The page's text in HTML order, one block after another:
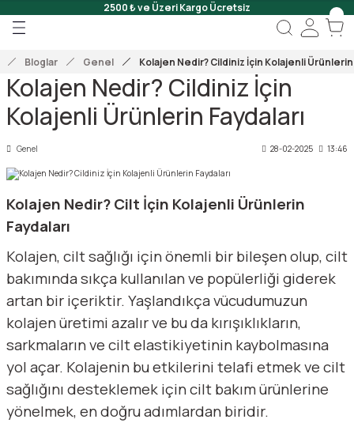
2500 ₺ ve Üzeri Kargo Ücretsiz
Geri Dön
Geri Dön
Geri Dön
Bloglar Genel Kolajen Nedir? Cildiniz İçin Kolajenli Ürünlerin
Kolajen Nedir? Cildiniz İçin
Kolajenli Ürünlerin Faydaları
Genel 28-02-2025 13:46
Kolajen Nedir? Cilt İçin Kolajenli Ürünlerin
Faydaları
Kolajen, cilt sağlığı için önemli bir bileşen olup, cilt
bakımında sıkça kullanılan ve popülerliği giderek
artan bir içeriktir. Yaşlandıkça vücudumuzun
kolajen üretimi azalır ve bu da kırışıklıkların,
sarkmaların ve cilt elastikiyetinin kaybolmasına
yol açar. Kolajenin bu etkilerini telafi etmek ve cilt
sağlığını desteklemek için cilt bakım ürünlerine
yönelmek, en doğru adımlardan biridir.